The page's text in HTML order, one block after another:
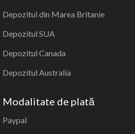
Depozitul din Marea Britanie
Depozitul SUA
Depozitul Canada
Depozitul Australia
Modalitate de plată
Paypal